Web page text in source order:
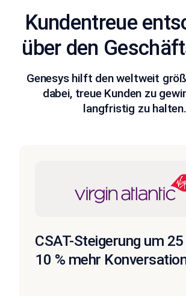
Kundentreue
über den
Genesys hilft den weltweit
dabei, treue Kunden zu
langfristig zu halten.
CSAT-Steigerung um
10 % mehr